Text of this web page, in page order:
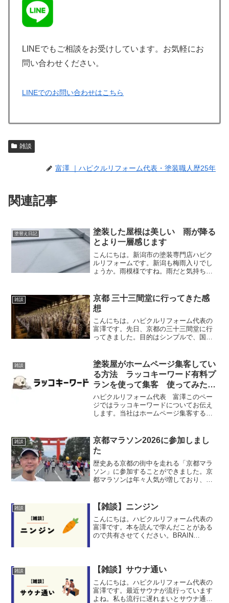
LINEでもご相談をお受けしています。お気軽にお
問い合わせください。
LINEでのお問い合わせはこちら
雑談
富澤 ｜ハピクルリフォーム代表・塗装職人歴25年
関連記事
塗替え日記
塗装した屋根は美しい 雨が降る
とより一層感じます
こんにちは。新潟市の塗装専門店ハピク
ルリフォームです。新潟も梅雨入りでし
ょうか。雨模様ですね。雨だと気持ちが
「雨嫌だな〜」と思ってしまいますが、
このような雨も楽しめると...
雑談
京都 三十三間堂に行ってきた感
想
こんにちは。ハピクルリフォーム代表の
富澤です。先日、京都の三十三間堂に行
ってきました。目的はシンプルで、国宝
毎回見ているのですが、そこで三十三間
堂が扱われていました。...
雑談
塗装屋がホームページ集客してい
る方法 ラッコキーワード有料プ
ランを使って集客 使ってみた感
想
ハピクルリフォーム代表 富澤このペー
ジではラッコキーワードについてお伝え
します。当社はホームページ集客するた
ワード(複合キーワード)を見つけたり、ラ
イバルサイトがどのよ...
雑談
京都マラソン2026に参加しまし
た
歴史ある京都の街中を走れる「京都マラ
ソン」に参加することができました。京
都マラソンは年々人気が増しており、抽
して京都マラソンに参加することができ
ました。京都...
雑談 【雑談】ニンジン
こんにちは。ハピクルリフォーム代表の
富澤です。本を読んで学んだことがある
ので共有させてください。BRAIN
な状態に...
雑談 【雑談】サウナ通い
こんにちは。ハピクルリフォーム代表の
富澤です。最近サウナが流行っています
よね。私も流行に遅れまいとサウナ通い